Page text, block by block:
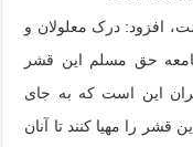
افزود: درک معلولان و
حق مسلم این قشر
این است که به جای
را مهیا کنند تا آنان